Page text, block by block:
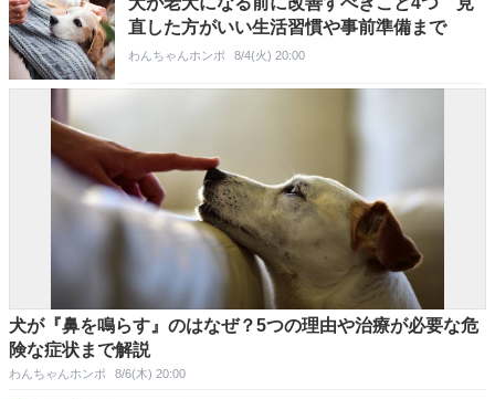
直した方がいい生活習慣や事前準備まで
わんちゃんホンポ 8/4(火) 20:00
犬が『鼻を鳴らす』のはなぜ？5つの理由や治療が必要な危
険な症状まで解説
わんちゃんホンポ 8/6(木) 20:00